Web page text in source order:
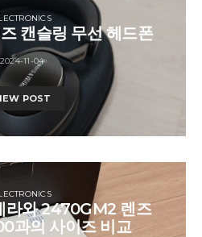
캔슬링 무선 헤드폰
2024-11-04
POST
라와 2470GM2 렌즈
과의 사이즈 비교